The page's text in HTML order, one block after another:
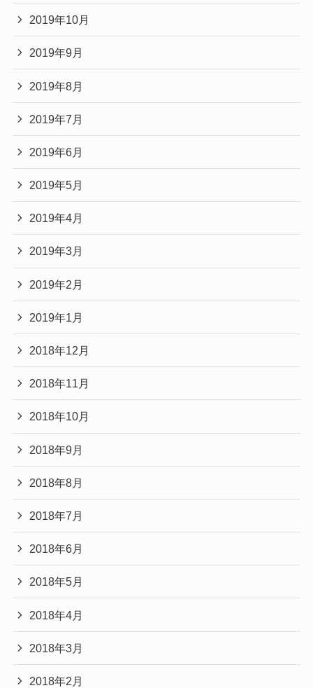
2019年10月
2019年9月
2019年8月
2019年7月
2019年6月
2019年5月
2019年4月
2019年3月
2019年2月
2019年1月
2018年12月
2018年11月
2018年10月
2018年9月
2018年8月
2018年7月
2018年6月
2018年5月
2018年4月
2018年3月
2018年2月